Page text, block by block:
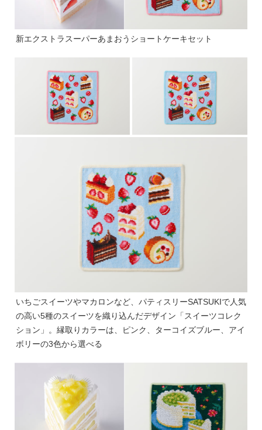
新エクストラスーパーあまおうショートケーキセット
いちごスイーツやマカロンなど、パティスリーSATSUKIで人気
の高い5種のスイーツを織り込んだデザイン「スイーツコレク
ション」。縁取りカラーは、ピンク、ターコイズブルー、アイ
ボリーの3色から選べる